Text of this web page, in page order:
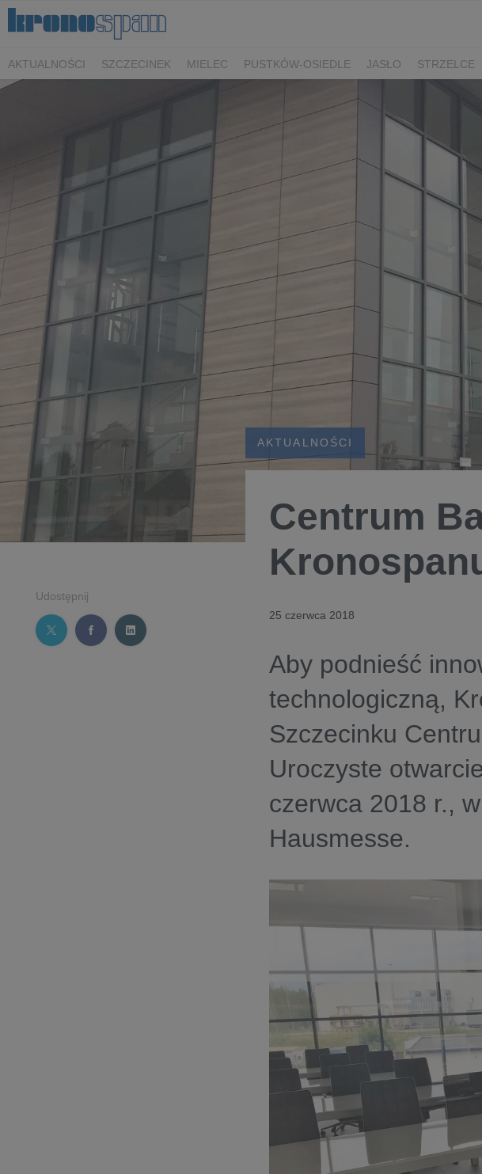
AKTUALNOŚCI SZCZECINEK MIELEC PUSTKÓW-OSIEDLE JASŁO STRZELCE
Udostępnij
AKTUALNOŚCI
Centrum
25 czerwca 2018
Aby podnieść
technologiczną,
Szczecinku
Uroczyste
czerwca 2018 r.,
Hausmesse.